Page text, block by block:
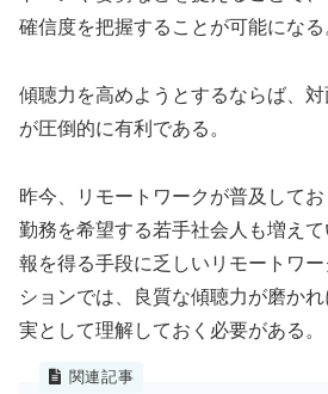
確信度を把握することが可能になる
傾聴力を高めようとするならば、
が圧倒的に有利である。
昨今、リモートワークが普及して
勤務を希望する若手社会人も増え
報を得る手段に乏しいリモートワ
ションでは、良質な傾聴力が磨か
実として理解しておく必要がある。